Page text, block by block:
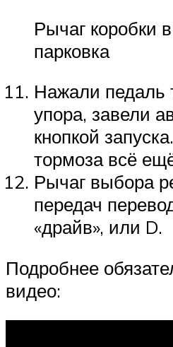
Рычаг коробки
парковка
Нажали педаль
упора, завели
кнопкой
тормоза всё
Рычаг выбора
передач
«драйв», или D.
Подробнее
видео: